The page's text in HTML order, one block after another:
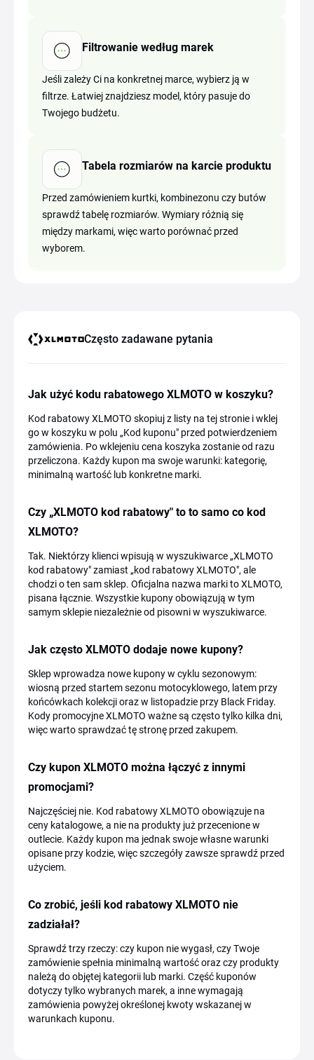
Filtrowanie według marek
Jeśli zależy Ci na konkretnej marce, wybierz ją w
filtrze. Łatwiej znajdziesz model, który pasuje do
Twojego budżetu.
Tabela rozmiarów na karcie produktu
Przed zamówieniem kurtki, kombinezonu czy butów
sprawdź tabelę rozmiarów. Wymiary różnią się
między markami, więc warto porównać przed
wyborem.
Często zadawane pytania
Jak użyć kodu rabatowego XLMOTO w koszyku?
Kod rabatowy XLMOTO skopiuj z listy na tej stronie i wklej
go w koszyku w polu „Kod kuponu" przed potwierdzeniem
zamówienia. Po wklejeniu cena koszyka zostanie od razu
przeliczona. Każdy kupon ma swoje warunki: kategorię,
minimalną wartość lub konkretne marki.
Czy „XLMOTO kod rabatowy" to to samo co kod
XLMOTO?
Tak. Niektórzy klienci wpisują w wyszukiwarce „XLMOTO
kod rabatowy" zamiast „kod rabatowy XLMOTO", ale
chodzi o ten sam sklep. Oficjalna nazwa marki to XLMOTO,
pisana łącznie. Wszystkie kupony obowiązują w tym
samym sklepie niezależnie od pisowni w wyszukiwarce.
Jak często XLMOTO dodaje nowe kupony?
Sklep wprowadza nowe kupony w cyklu sezonowym:
wiosną przed startem sezonu motocyklowego, latem przy
końcówkach kolekcji oraz w listopadzie przy Black Friday.
Kody promocyjne XLMOTO ważne są często tylko kilka dni,
więc warto sprawdzać tę stronę przed zakupem.
Czy kupon XLMOTO można łączyć z innymi
promocjami?
Najczęściej nie. Kod rabatowy XLMOTO obowiązuje na
ceny katalogowe, a nie na produkty już przecenione w
outlecie. Każdy kupon ma jednak swoje własne warunki
opisane przy kodzie, więc szczegóły zawsze sprawdź przed
użyciem.
Co zrobić, jeśli kod rabatowy XLMOTO nie
zadziałał?
Sprawdź trzy rzeczy: czy kupon nie wygasł, czy Twoje
zamówienie spełnia minimalną wartość oraz czy produkty
należą do objętej kategorii lub marki. Część kuponów
dotyczy tylko wybranych marek, a inne wymagają
zamówienia powyżej określonej kwoty wskazanej w
warunkach kuponu.